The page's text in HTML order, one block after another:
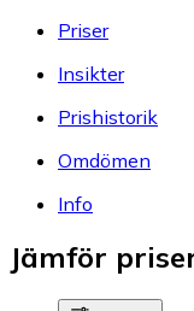
Priser
Insikter
Prishistorik
Omdömen
Info
Jämför